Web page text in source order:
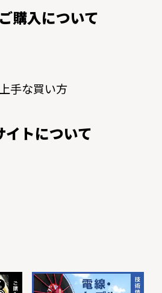
購入について
手な買い方
イトについて